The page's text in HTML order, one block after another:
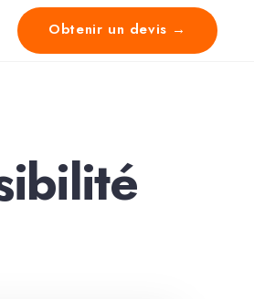
Obtenir un devis →